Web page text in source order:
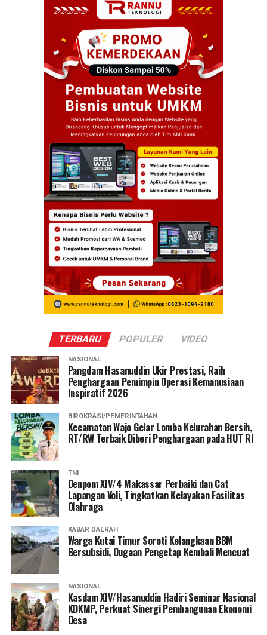
TERBARU POPULER VIDEO
NASIONAL
Pangdam Hasanuddin Ukir Prestasi, Raih
Penghargaan Pemimpin Operasi Kemanusiaan
Inspiratif 2026
BIROKRASI/PEMERINTAHAN
Kecamatan Wajo Gelar Lomba Kelurahan Bersih,
RT/RW Terbaik Diberi Penghargaan pada HUT RI
TNI
Denpom XIV/4 Makassar Perbaiki dan Cat
Lapangan Voli, Tingkatkan Kelayakan Fasilitas
Olahraga
KABAR DAERAH
Warga Kutai Timur Soroti Kelangkaan BBM
Bersubsidi, Dugaan Pengetap Kembali Mencuat
NASIONAL
Kasdam XIV/Hasanuddin Hadiri Seminar Nasional
KDKMP, Perkuat Sinergi Pembangunan Ekonomi
Desa